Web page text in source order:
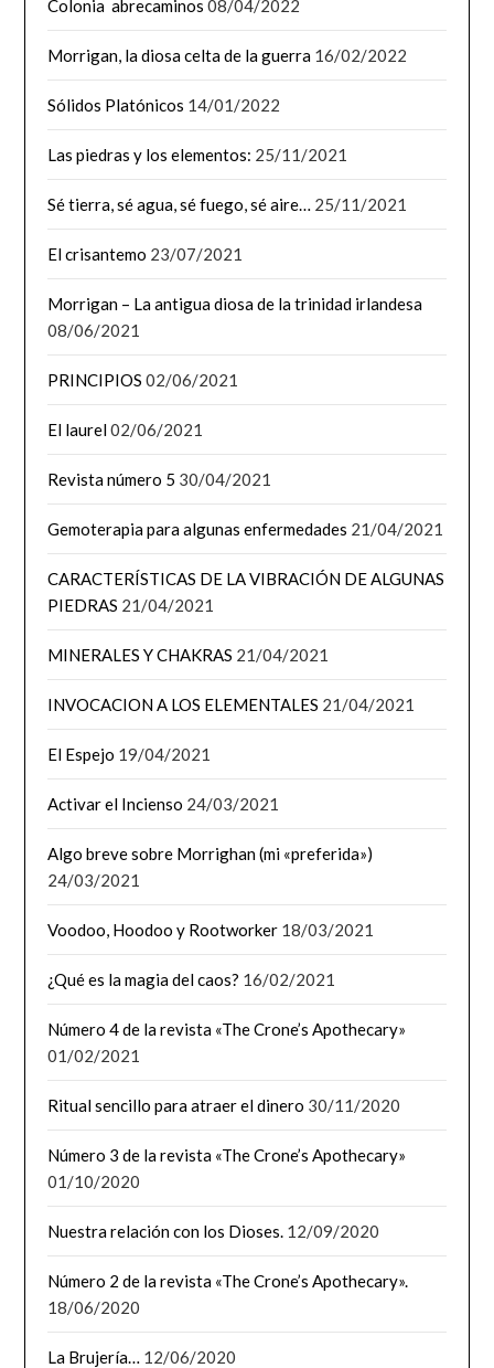
Colonia abrecaminos 08/04/2022
Morrigan, la diosa celta de la guerra 16/02/2022
Sólidos Platónicos 14/01/2022
Las piedras y los elementos: 25/11/2021
Sé tierra, sé agua, sé fuego, sé aire… 25/11/2021
El crisantemo 23/07/2021
Morrigan – La antigua diosa de la trinidad irlandesa
08/06/2021
PRINCIPIOS 02/06/2021
El laurel02/06/2021
Revista número 5 30/04/2021
Gemoterapia para algunas enfermedades 21/04/2021
CARACTERÍSTICAS DE LA VIBRACIÓN DE ALGUNAS
PIEDRAS 21/04/2021
MINERALES Y CHAKRAS 21/04/2021
INVOCACION A LOS ELEMENTALES 21/04/2021
El Espejo 19/04/2021
Activar el Incienso 24/03/2021
Algo breve sobre Morrighan (mi «preferida»)
24/03/2021
Voodoo, Hoodoo y Rootworker 18/03/2021
¿Qué es la magia del caos? 16/02/2021
Número 4 de la revista «The Crone’s Apothecary»
01/02/2021
Ritual sencillo para atraer el dinero 30/11/2020
Número 3 de la revista «The Crone’s Apothecary»
01/10/2020
Nuestra relación con los Dioses. 12/09/2020
Número 2 de la revista «The Crone’s Apothecary».
18/06/2020
La Brujería… 12/06/2020